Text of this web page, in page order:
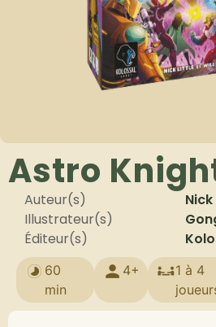
Astro
Auteur(s)
Illustrateur(s)
Éditeur(s)
60
min
4+
1 à 4